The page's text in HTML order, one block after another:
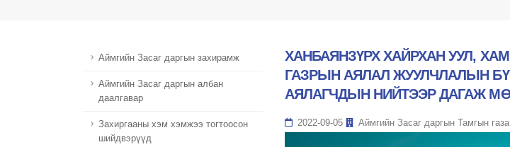
Аймгийн Засаг даргын захирамж
Аймгийн Засаг даргын албан
даалгавар
Захиргааны хэм хэмжээ тогтоосон
шийдвэрүүд
ХАНБАЯНЗҮРХ ХАЙРХАН УУЛ,
ГАЗРЫН АЯЛАЛ ЖУУЛЧЛАЛЫН
АЯЛАГЧДЫН НИЙТЭЭР ДАГАЖ
2022-09-05 Аймгийн Засаг даргын Тамгын